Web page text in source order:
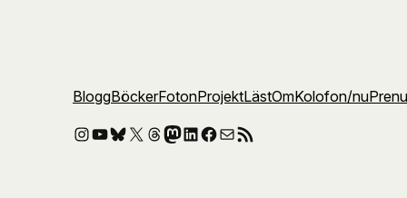
BloggBöckerFotonProjektLästOmKolofon/nu
Instagram
YouTube
Bluesky
X Threads
Mastodon
LinkedIn
Facebook
E-postRSS-flöde